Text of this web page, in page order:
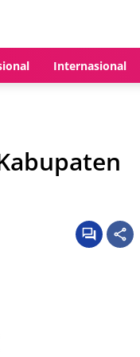
Internasional